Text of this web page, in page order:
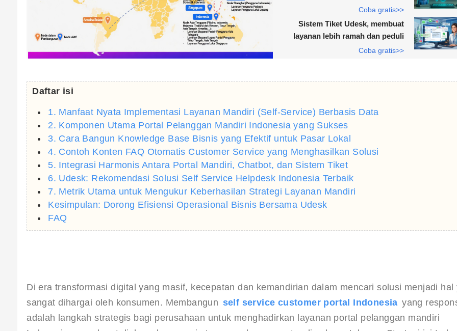
Coba gratis>>
Sistem Tiket Udesk, membuat
layanan lebih ramah dan peduli
Coba gratis>>
Daftar isi
1. Manfaat Nyata Implementasi Layanan Mandiri (Self-Service) Berbasis Data
2. Komponen Utama Portal Pelanggan Mandiri Indonesia yang Sukses
3. Cara Bangun Knowledge Base Bisnis yang Efektif untuk Pasar Lokal
4. Contoh Konten FAQ Otomatis Customer Service yang Menghasilkan Solusi
5. Integrasi Harmonis Antara Portal Mandiri, Chatbot, dan Sistem Tiket
6. Udesk: Rekomendasi Solusi Self Service Helpdesk Indonesia Terbaik
7. Metrik Utama untuk Mengukur Keberhasilan Strategi Layanan Mandiri
Kesimpulan: Dorong Efisiensi Operasional Bisnis Bersama Udesk
FAQ
Di era transformasi digital yang masif, kecepatan dan kemandirian dalam mencari solusi menjadi hal
sangat dihargai oleh konsumen. Membangun self service customer portal Indonesia yang
adalah langkah strategis bagi perusahaan untuk menghadirkan layanan portal pelanggan mandiri